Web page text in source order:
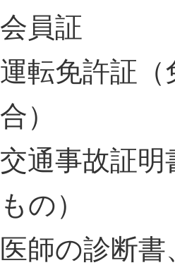
会員証
運転免許証
合）
交通事故証
もの）
医師の診断